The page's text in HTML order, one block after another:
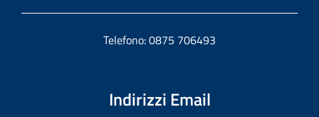
Telefono: 0875 706493
Indirizzi Email